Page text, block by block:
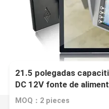
21.5 polegadas
DC 12V fonte de
Opcional
MOQ：2 pieces